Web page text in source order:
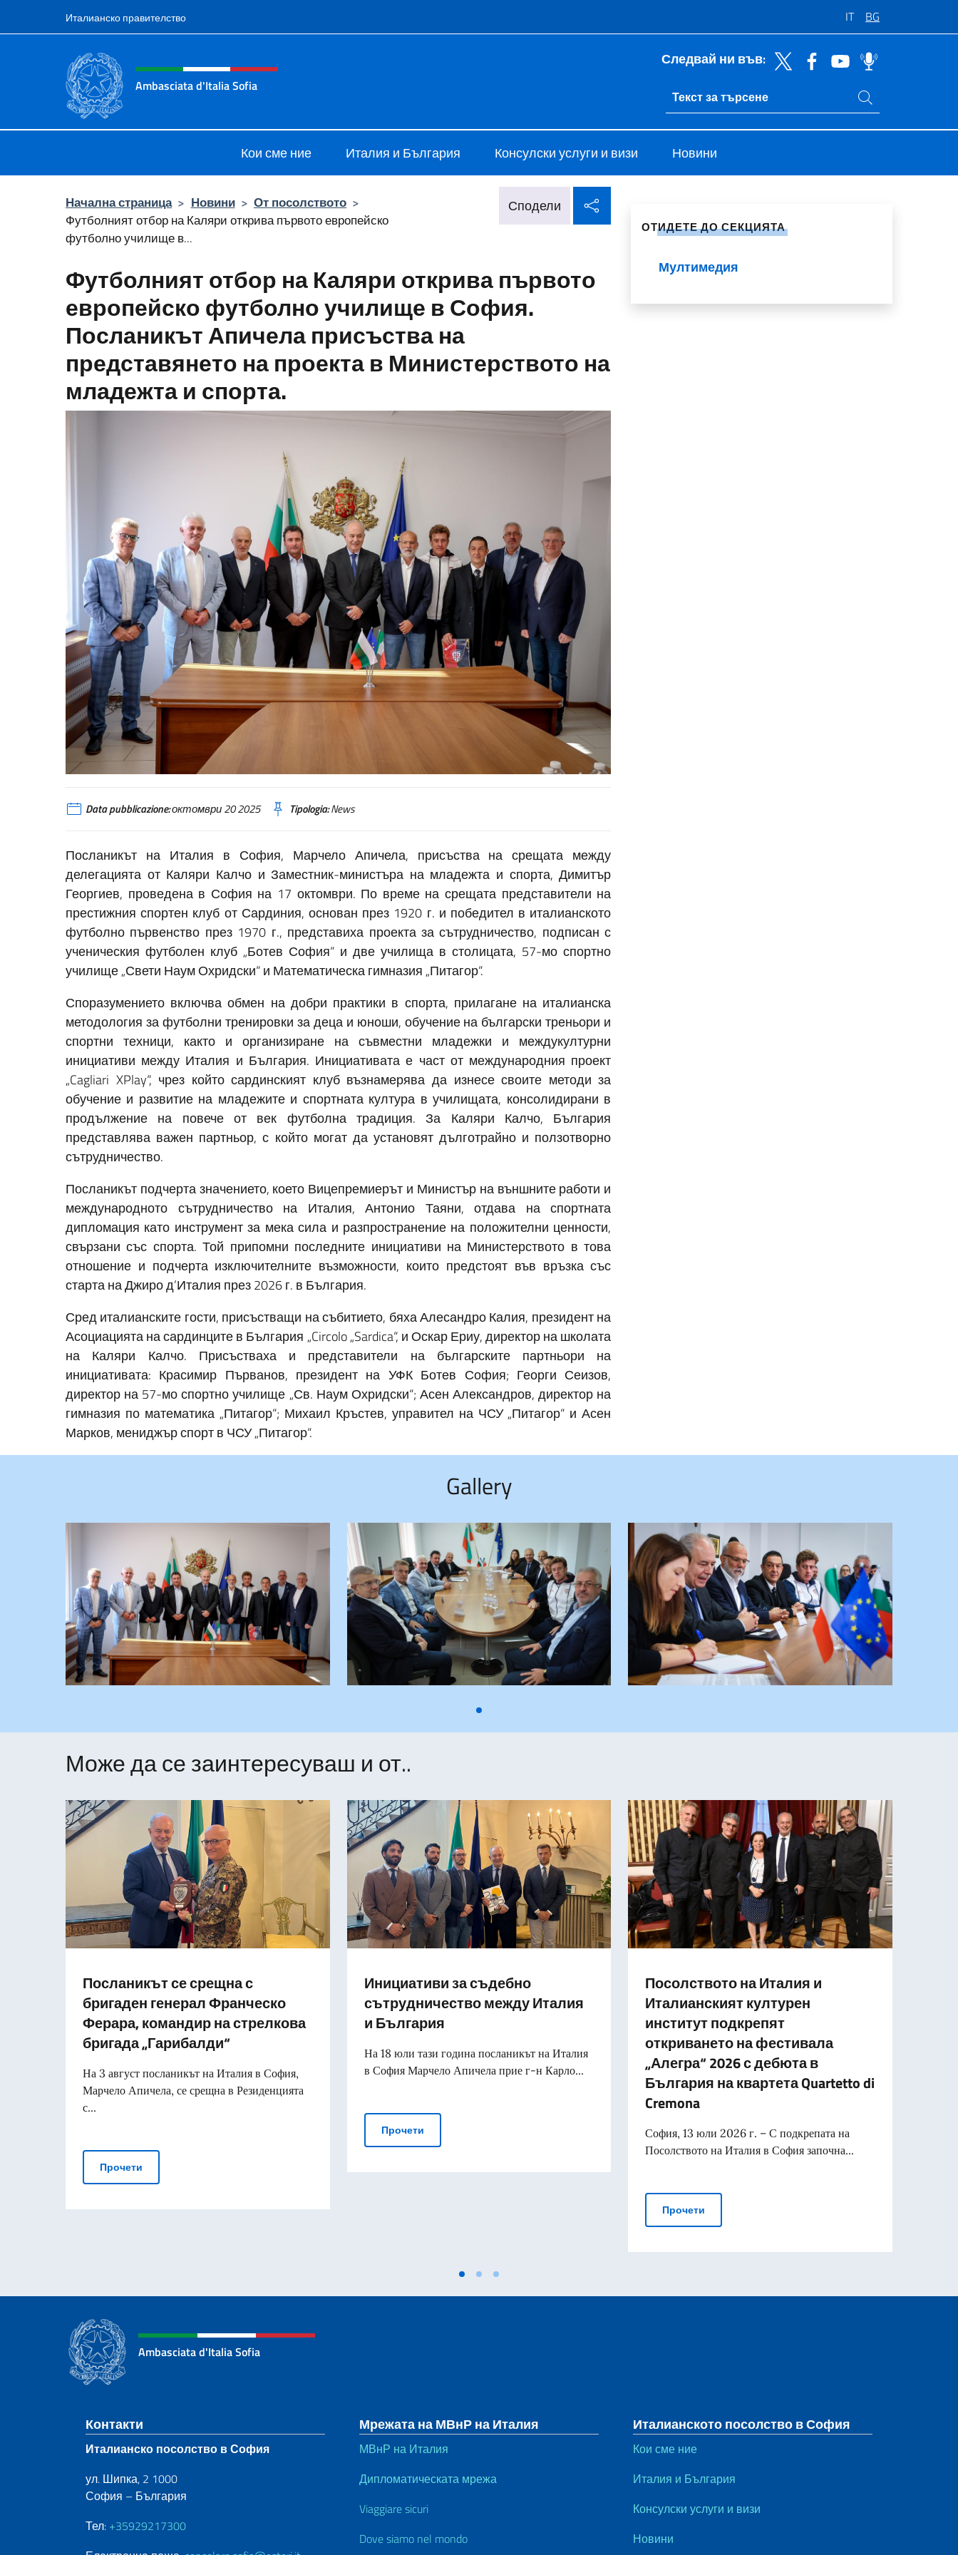
Италианско правителство IT BG
Intestazione sito, social e menù
Ambasciata d'Italia Sofia
Следвай ни във:
Ricerca sito live
Търси в сайта
Кои сме ние Италия и България Консулски услуги и визи Новини
Начална страница > Новини > От посолството >
Футболният отбор на Каляри открива първото европейско
футболно училище в...
Сподели
Футболният отбор на Каляри открива първото
европейско футболно училище в София.
Посланикът Апичела присъства на
представянето на проекта в Министерството на
младежта и спорта.
Data pubblicazione:октомври 20 2025 Tipologia:News
Посланикът на Италия в София, Марчело Апичела, присъства на срещата между
делегацията от Каляри Калчо и Заместник-министъра на младежта и спорта, Димитър
Георгиев, проведена в София на 17 октомври. По време на срещата представители на
престижния спортен клуб от Сардиния, основан през 1920 г. и победител в италианското
футболно първенство през 1970 г., представиха проекта за сътрудничество, подписан с
ученическия футболен клуб „Ботев София“ и две училища в столицата, 57-мо спортно
училище „Свети Наум Охридски“ и Математическа гимназия „Питагор“.
Споразумението включва обмен на добри практики в спорта, прилагане на италианска
методология за футболни тренировки за деца и юноши, обучение на български треньори и
спортни техници, както и организиране на съвместни младежки и междукултурни
инициативи между Италия и България. Инициативата е част от международния проект
„Cagliari XPlay“, чрез който сардинският клуб възнамерява да изнесе своите методи за
обучение и развитие на младежите и спортната култура в училищата, консолидирани в
продължение на повече от век футболна традиция. За Каляри Калчо, България
представлява важен партньор, с който могат да установят дълготрайно и ползотворно
сътрудничество.
Посланикът подчерта значението, което Вицепремиерът и Министър на външните работи и
международното сътрудничество на Италия, Антонио Таяни, отдава на спортната
дипломация като инструмент за мека сила и разпространение на положителни ценности,
свързани със спорта. Той припомни последните инициативи на Министерството в това
отношение и подчерта изключителните възможности, които предстоят във връзка със
старта на Джиро д’Италия през 2026 г. в България.
Сред италианските гости, присъстващи на събитието, бяха Алесандро Калия, президент на
Асоциацията на сардинците в България „Circolo „Sardica“, и Оскар Ериу, директор на школата
на Каляри Калчо. Присъстваха и представители на българските партньори на
инициативата: Красимир Първанов, президент на УФК Ботев София; Георги Сеизов,
директор на 57-мо спортно училище „Св. Наум Охридски“; Асен Александров, директор на
гимназия по математика „Питагор“; Михаил Кръстев, управител на ЧСУ „Питагор“ и Асен
Марков, мениджър спорт в ЧСУ „Питагор“.
ОТИДЕТЕ ДО СЕКЦИЯТА
Мултимедия
Gallery
Може да се заинтересуваш и от..
Посланикът се срещна с
бригаден генерал Франческо
Ферара, командир на стрелкова
бригада „Гарибалди“
На 3 август посланикът на Италия в София,
Марчело Апичела, се срещна в Резиденцията
с...
Прочети
Инициативи за съдебно
сътрудничество между Италия
и България
На 18 юли тази година посланикът на Италия
в София Марчело Апичела прие г-н Карло...
ПрочетиИнициативи за съдебно сътрудничество между Италия и България
Посолството на Италия и
Италианският културен
институт подкрепят
откриването на фестивала
„Алегра“ 2026 с дебюта в
България на квартета Quartetto di
Cremona
София, 13 юли 2026 г. – С подкрепата на
Посолството на Италия в София започна...
Прочети
Ambasciata d'Italia Sofia
Sezione footer
Контакти
Италианско посолство в София
ул. Шипка, 2 1000
София – България
Тел: +35929217300
Мрежата на МВнР на Италия
МВнР на Италия
Дипломатическата мрежа
Viaggiare sicuri
Dove siamo nel mondo
Италианското посолство в София
Кои сме ние
Италия и България
Консулски услуги и визи
Новини